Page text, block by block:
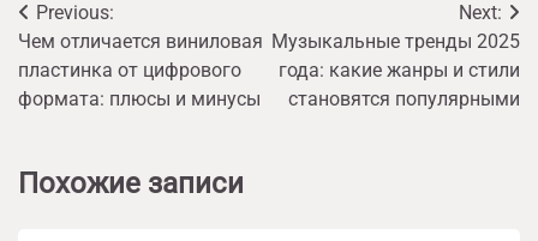
Навигация
по
записям
Previous:
Чем отличается виниловая
пластинка от цифрового
формата: плюсы и минусы
Next:
Музыкальные тренды 2025
года: какие жанры и стили
становятся популярными
Похожие записи